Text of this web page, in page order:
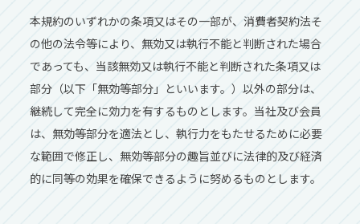
本規約のいずれかの条項⼜はその⼀部が、消費者契約法そ
の他の法令等により、無効⼜は執⾏不能と判断された場合
であっても、当該無効⼜は執⾏不能と判断された条項⼜は
部分（以下「無効等部分」といいます。）以外の部分は、
継続して完全に効⼒を有するものとします。当社及び会員
は、無効等部分を適法とし、執⾏⼒をもたせるために必要
な範囲で修正し、無効等部分の趣旨並びに法律的及び経済
的に同等の効果を確保できるように努めるものとします。